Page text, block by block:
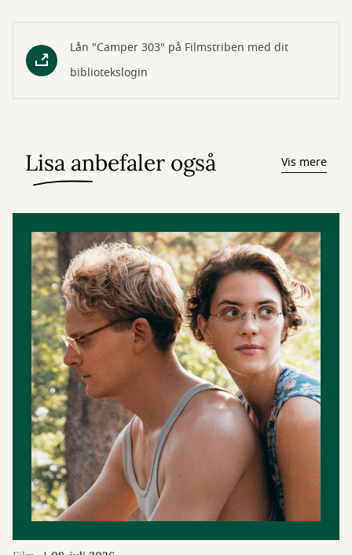
Lån "Camper 303" på Filmstriben med dit
bibliotekslogin
Lisa anbefaler også Vis mere